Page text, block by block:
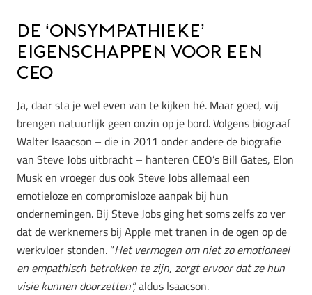
De ‘onsympathieke’
eigenschappen voor een
CEO
Ja, daar sta je wel even van te kijken hé. Maar goed, wij
brengen natuurlijk geen onzin op je bord. Volgens biograaf
Walter Isaacson – die in 2011 onder andere de biografie
van Steve Jobs uitbracht – hanteren CEO’s Bill Gates, Elon
Musk en vroeger dus ook Steve Jobs allemaal een
emotieloze en compromisloze aanpak bij hun
ondernemingen. Bij Steve Jobs ging het soms zelfs zo ver
dat de werknemers bij Apple met tranen in de ogen op de
werkvloer stonden. “Het vermogen om niet zo emotioneel
en empathisch betrokken te zijn, zorgt ervoor dat ze hun
visie kunnen doorzetten”,aldus Isaacson.